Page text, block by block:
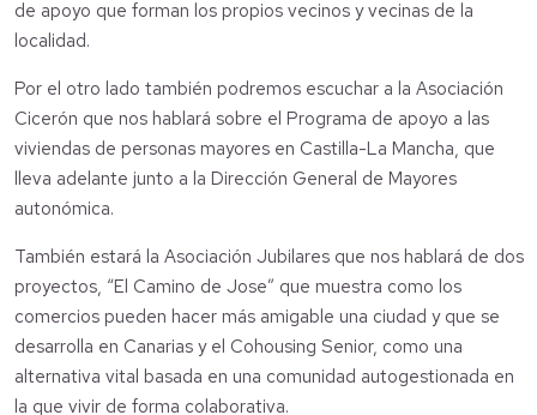
de apoyo que forman los propios vecinos y vecinas de la
localidad.
Por el otro lado también podremos escuchar a la Asociación
Cicerón que nos hablará sobre el Programa de apoyo a las
viviendas de personas mayores en Castilla-La Mancha, que
lleva adelante junto a la Dirección General de Mayores
autonómica.
También estará la Asociación Jubilares que nos hablará de dos
proyectos, “El Camino de Jose” que muestra como los
comercios pueden hacer más amigable una ciudad y que se
desarrolla en Canarias y el Cohousing Senior, como una
alternativa vital basada en una comunidad autogestionada en
la que vivir de forma colaborativa.